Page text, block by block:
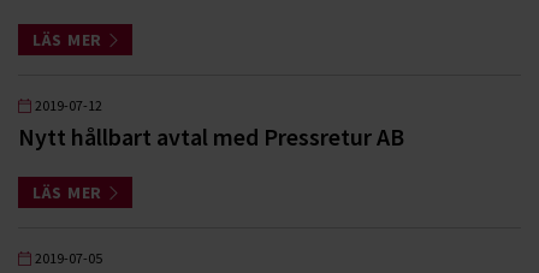
LÄS MER
2019-07-12
Nytt hållbart avtal med Pressretur AB
LÄS MER
2019-07-05